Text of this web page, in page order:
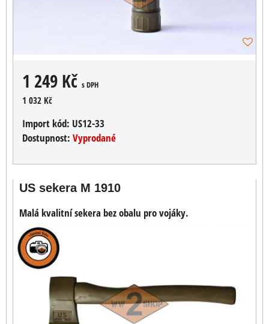
1 249 Kč s DPH
1 032 Kč
Import kód: US12-33
Dostupnost: Vyprodané
US sekera M 1910
Malá kvalitní sekera bez obalu pro vojáky.